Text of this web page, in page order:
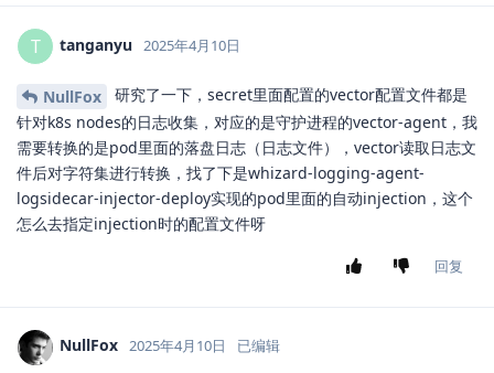
T tanganyu 2025年4月10日
NullFox
研究了一下，secret里面配置的vector配置文件都是
针对k8s nodes的日志收集，对应的是守护进程的vector-agent，我
需要转换的是pod里面的落盘日志（日志文件），vector读取日志文
件后对字符集进行转换，找了下是whizard-logging-agent-
logsidecar-injector-deploy实现的pod里面的自动injection，这个
怎么去指定injection时的配置文件呀
回复
NullFox 2025年4月10日 已编辑